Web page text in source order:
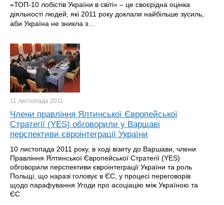
«ТОП-10 лобістів України в світі» – це своєрідна оцінка
діяльності людей, які 2011 року доклали найбільше зусиль,
аби Україна не зникла з...
11 листопада 2011
Члени правління Ялтинської Європейської
Стратегії (YES) обговорили у Варшаві
перспективи євроінтеграції України
10 листопада 2011 року, в ході візиту до Варшави, члени
Правління Ялтинської Європейської Стратегії (YES)
обговорили перспективи євроінтеграції України та роль
Польщі, що наразі головує в ЄС, у процесі переговорів
щодо парафування Угоди про асоціацію між Україною та
ЄС